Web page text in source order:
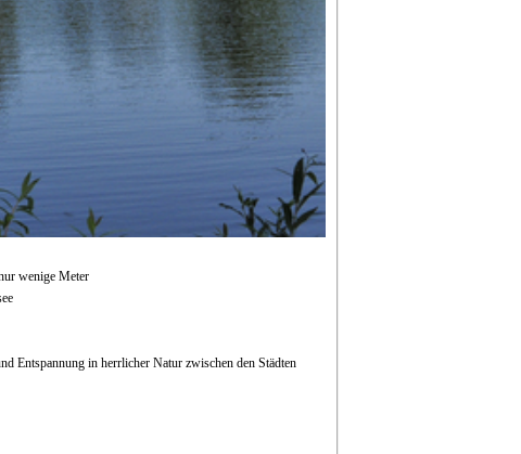
wenige Meter
Entspannung in herrlicher Natur zwischen den Städten